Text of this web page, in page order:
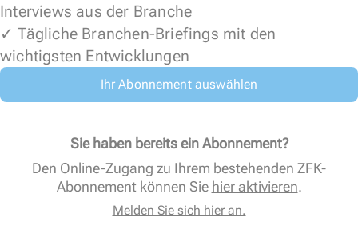
Interviews aus der Branche
✓ Tägliche Branchen-Briefings mit den
wichtigsten Entwicklungen
Ihr Abonnement auswählen
Sie haben bereits ein Abonnement?
Den Online-Zugang zu Ihrem bestehenden ZFK-
Abonnement können Sie hier aktivieren.
Melden Sie sich hier an.